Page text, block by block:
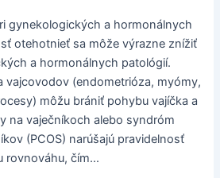
gynekologických a hormonálnych
otehotnieť sa môže výrazne znížiť
a hormonálnych patológií.
vajcovodov (endometrióza, myómy,
môžu brániť pohybu vajíčka a
na vaječníkoch alebo syndróm
(PCOS) narúšajú pravidelnosť
rovnováhu, čím...